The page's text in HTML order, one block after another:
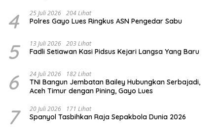
4 25 Juli 2026 204 Lihat
Polres Gayo Lues Ringkus ASN Pengedar Sabu
5 13 Juli 2026 203 Lihat
Fadli Setiawan Kasi Pidsus Kejari Langsa Yang Baru
6 24 Juli 2026 182 Lihat
TNI Bangun Jembatan Bailey Hubungkan Serbajadi,
Aceh Timur dengan Pining, Gayo Lues
7 20 Juli 2026 171 Lihat
Spanyol Tasbihkan Raja Sepakbola Dunia 2026